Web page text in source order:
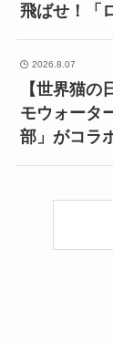
飛ばせ！「
2026.8.07
【世界猫
モウォータ
部」がコラ